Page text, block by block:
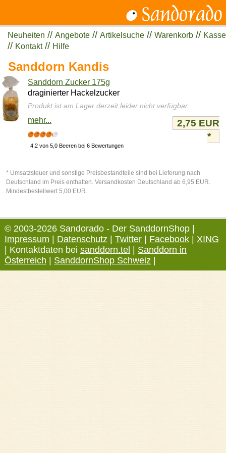
Neuheiten // Angebote // Artikelsuche // Warenkorb // Kasse
// Kontakt// Hilfe
Sanddorn Kandis
Sanddorn Zucker 175g
draginierter Hackelzucker
Produkt ist am Lager derzeit leider nicht verfügbar.
mehr...
4,2 von 5,0 Beeren bei 6 Bewertungen
2,75 EUR
*
* Umsatzsteuer und sonstige Preisbestandteile sind bei Lieferung nach
Deutschland im Preis enthalten. Versandkosten Deutschland ab 6,95 EUR.
Mindestbestellwert 5,00 EUR.
© 2003-2026 Sandorado - Der SanddornShop |
Impressum | Datenschutz | Twitter | Facebook | XING
| Kontaktdaten bei sanddorn.tel | Sanddorn in
Österreich | SanddornShop Schweiz |